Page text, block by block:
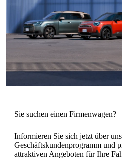
Informieren Sie sich jetzt über
Geschäftskundenprogramm und
attraktiven Angeboten für Ihre